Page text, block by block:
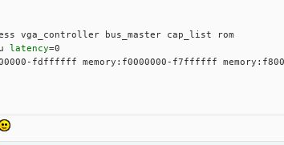
bus_master cap_list rom
latency=0
fdffffff memory:f0000000-f7ffffff